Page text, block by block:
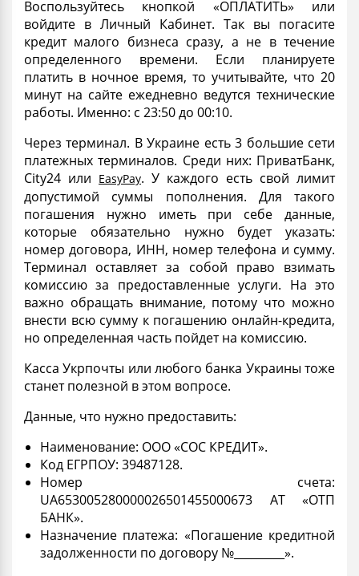
Воспользуйтесь кнопкой «ОПЛАТИТЬ» или
войдите в Личный Кабинет. Так вы погасите
кредит малого бизнеса сразу, а не в течение
определенного времени. Если планируете
платить в ночное время, то учитывайте, что 20
минут на сайте ежедневно ведутся технические
работы. Именно: с 23:50 до 00:10.
Через терминал. В Украине есть 3 большие сети
платежных терминалов. Среди них: ПриватБанк,
City24 или EasyPay. У каждого есть свой лимит
допустимой суммы пополнения. Для такого
погашения нужно иметь при себе данные,
которые обязательно нужно будет указать:
номер договора, ИНН, номер телефона и сумму.
Терминал оставляет за собой право взимать
комиссию за предоставленные услуги. На это
важно обращать внимание, потому что можно
внести всю сумму к погашению онлайн-кредита,
но определенная часть пойдет на комиссию.
Касса Укрпочты или любого банка Украины тоже
станет полезной в этом вопросе.
Данные, что нужно предоставить:
Наименование: ООО «СОС КРЕДИТ».
Код ЕГРПОУ: 39487128.
Номер счета:
UA653005280000026501455000673 АТ «ОТП
БАНК».
Назначение платежа: «Погашение кредитной
задолженности по договору №_________».